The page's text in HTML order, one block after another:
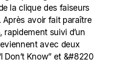
la clique des faiseurs
avoir fait paraître
rapidement suivi d’un
avec deux
Don’t Know” et &#8220